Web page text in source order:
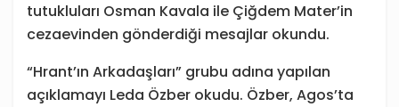
tutukluları Osman Kavala ile Çiğdem Mater’in
cezaevinden gönderdiği mesajlar okundu.
“Hrant’ın Arkadaşları” grubu adına yapılan
açıklamayı Leda Özber okudu. Özber, Agos’ta